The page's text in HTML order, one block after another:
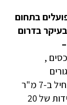
שפועלים בתחום
בדרום
,
משותפים: יחידות הדיור קטנות – זה מתחיל ב-7 מ"ר
ליחידת קיו-בי בדירת שותפים, יש גם יחידות של 20